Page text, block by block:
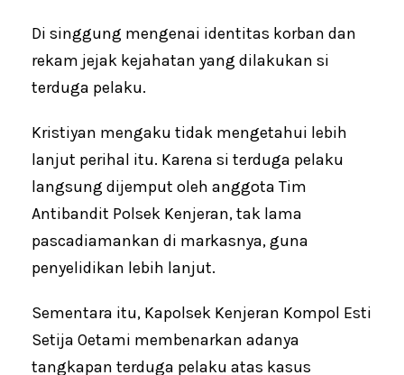
Di singgung mengenai identitas korban dan
rekam jejak kejahatan yang dilakukan si
terduga pelaku.
Kristiyan mengaku tidak mengetahui lebih
lanjut perihal itu. Karena si terduga pelaku
langsung dijemput oleh anggota Tim
Antibandit Polsek Kenjeran, tak lama
pascadiamankan di markasnya, guna
penyelidikan lebih lanjut.
Sementara itu, Kapolsek Kenjeran Kompol Esti
Setija Oetami membenarkan adanya
tangkapan terduga pelaku atas kasus